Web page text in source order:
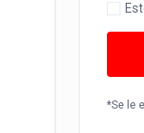
*Se le